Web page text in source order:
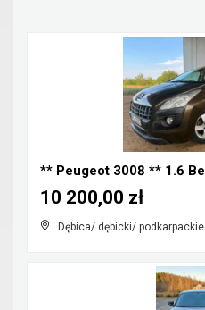
Dębica/ dębicki/ podkarpackie
10 200,00 zł